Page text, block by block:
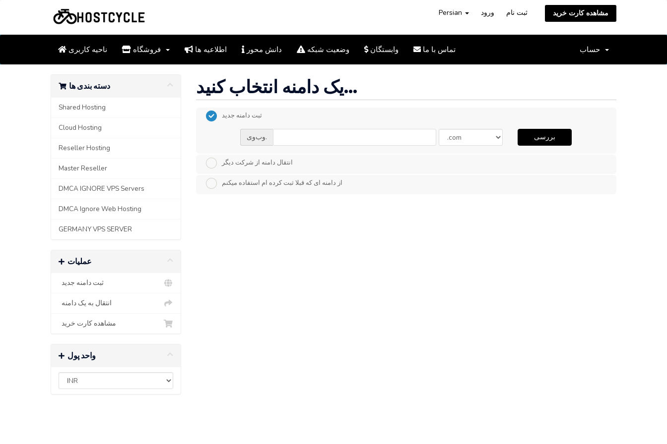
Persian ورود ثبت نام مشاهده کارت خرید
ناحیه کاربری اطلاعیه ها دانش محور وضعیت شبکه وابستگان تماس با ما
دسته بندی ها
Shared Hosting
Cloud Hosting
Reseller Hosting
Master Reseller
DMCA IGNORE VPS Servers
DMCA Ignore Web Hosting
GERMANY VPS SERVER
عملیات
ثبت دامنه جدید
انتقال به یک دامنه
مشاهده کارت خرید
واحد پول
یک دامنه انتخاب کنید...
ثبت دامنه جدید
وب‌وی. بررسی
انتقال دامنه از شرکت دیگر
از دامنه ای که قبلا ثبت کرده ام استفاده میکنم